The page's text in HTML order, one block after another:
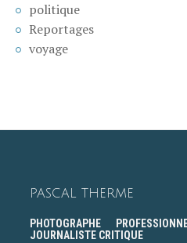
politique
Reportages
voyage
PASCAL THERME
PHOTOGRAPHE
JOURNALISTE CRITIQUE